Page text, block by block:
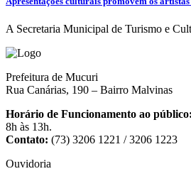
A Secretaria Municipal de Turismo e
Prefeitura de Mucuri
Rua Canárias, 190 – Bairro Malvinas
Horário de Funcionamento ao público:
8h às 13h.
Contato: (73) 3206 1221 / 3206 1223
Ouvidoria